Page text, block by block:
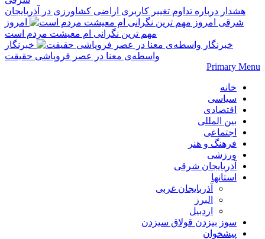
هشدار درباره تداوم تغییر کاربری اراضی کشاورزی در آذربایجان
شرقی
امروز
مهم‌ ترین نگرانی‌ ام معیشت مردم است
خبرنگار
واسطه‌ی معنا در عصر فروپاشی حقیقت
Primary Menu
خانه
سیاسی
اقتصادی
بین المللی
اجتماعی
فرهنگ و هنر
ورزشی
آذربایجان شرقی
استانها
آذربایجان غربی
البرز
اردبیل
سوز بیزدن قولاق سیزدن
پیشخوان